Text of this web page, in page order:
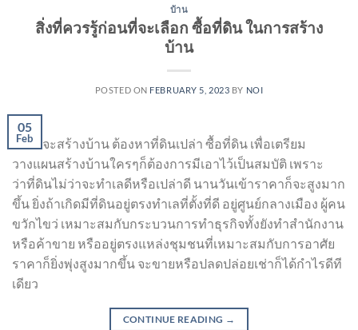
บ้าน
สิ่งที่ควรรู้ก่อนที่จะเลือก ซื้อที่ดิน ในการสร้าง
บ้าน
POSTED ON FEBRUARY 5, 2023 BY NOI
05
Feb
อยากจะสร้างบ้าน ต้องหาที่ดินเปล่า ซื้อที่ดิน เพื่อเตรียม
วางแผนสร้างบ้านใครๆก็ต้องการมีเอาไว้เป็นสมบัติ เพราะ
ว่าที่ดินไม่ว่าจะทำเลดีหรือเปล่าดี นานวันเข้าราคาก็จะสูงมาก
ขึ้น ยิ่งถ้าเกิดมีที่ดินอยู่ตรงทำเลที่ตั้งที่ดี อยู่ศูนย์กลางเมือง ผู้คน
ขวักไขว่ เหมาะสมกับกระบวนการทำธุรกิจทั้งยังทำสำนักงาน
หรือค้าขาย หรืออยู่ตรงแหล่งชุมชนที่เหมาะสมกับการอาศัย
ราคาก็ยิ่งพุ่งสูงมากขึ้น จะขายหรือปลดปล่อยเช่าก็ได้กำไรดีที
เดียว
CONTINUE READING →